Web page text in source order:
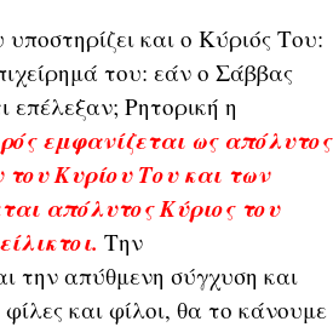
και ο Κύριός Του:
του: εάν ο Σάββας
Ρητορική η
εμφανίζεται ως απόλυτος
του Κυρίου Του και των
απόλυτος Κύριος του
Την
την απύθμενη σύγχυση και
και φίλοι, θα το κάνουμε